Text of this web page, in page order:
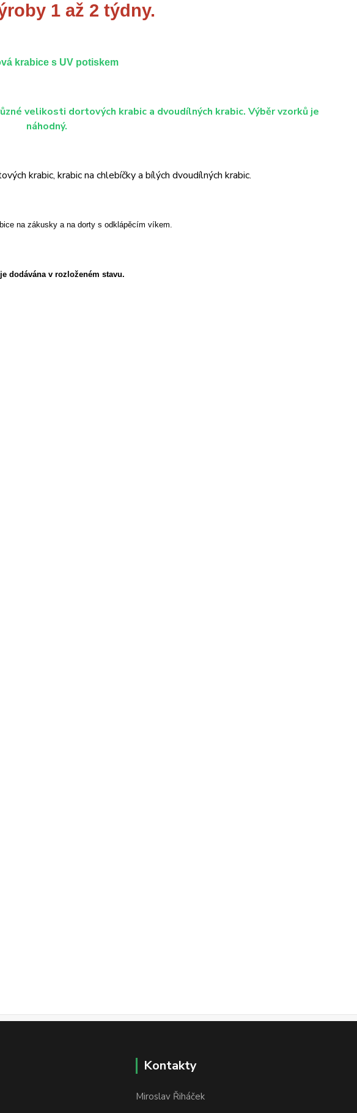
1 až 2 týdny.
krabice s UV potiskem
velikosti dortových krabic a dvoudílných krabic. Výběr vzorků je
náhodný.
krabic, krabic na chlebíčky a bílých dvoudílných krabic.
na zákusky a na dorty s odklápěcím víkem.
dodávána v rozloženém stavu.
Kontakty
Miroslav Řiháček